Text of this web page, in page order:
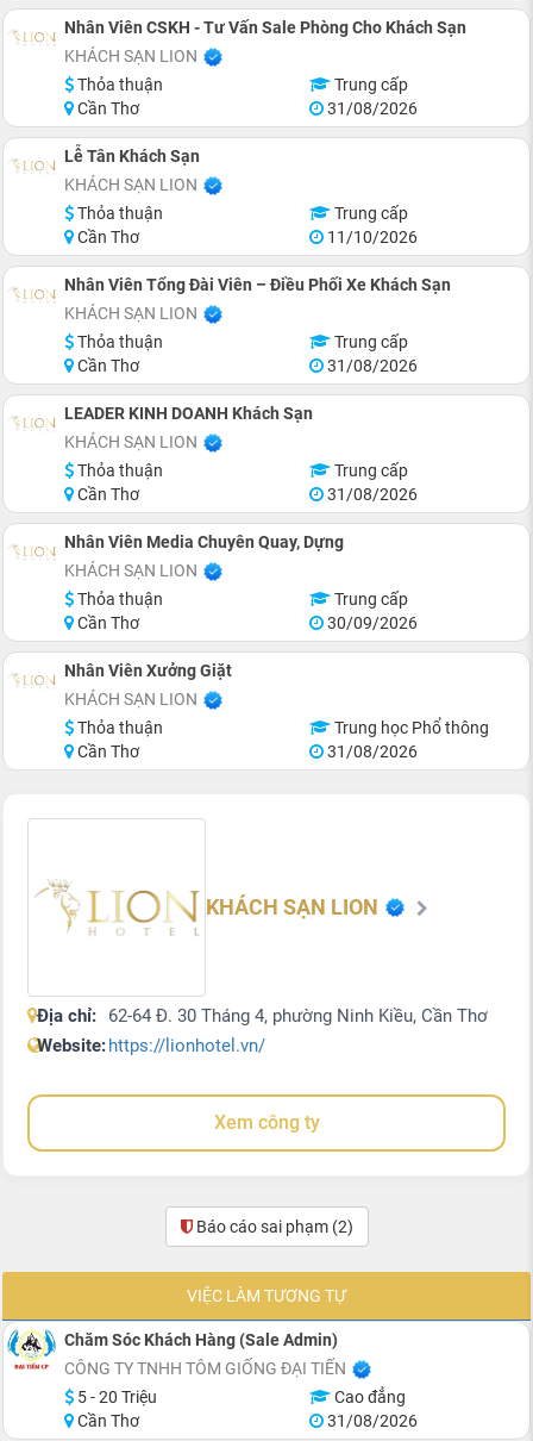
Nhân Viên CSKH - Tư Vấn Sale Phòng Cho Khách Sạn
KHÁCH SẠN LION
Thỏa thuận
Trung cấp
Cần Thơ
31/08/2026
Lễ Tân Khách Sạn
KHÁCH SẠN LION
Thỏa thuận
Trung cấp
Cần Thơ
11/10/2026
Nhân Viên Tổng Đài Viên – Điều Phối Xe Khách Sạn
KHÁCH SẠN LION
Thỏa thuận
Trung cấp
Cần Thơ
31/08/2026
LEADER KINH DOANH Khách Sạn
KHÁCH SẠN LION
Thỏa thuận
Trung cấp
Cần Thơ
31/08/2026
Nhân Viên Media Chuyên Quay, Dựng
KHÁCH SẠN LION
Thỏa thuận
Trung cấp
Cần Thơ
30/09/2026
Nhân Viên Xưởng Giặt
KHÁCH SẠN LION
Thỏa thuận
Trung học Phổ thông
Cần Thơ
31/08/2026
KHÁCH SẠN LION
Địa chỉ:
62-64 Đ. 30 Tháng 4, phường Ninh Kiều, Cần Thơ
Website:https://lionhotel.vn/
Xem công ty
Báo cáo sai phạm (2)
VIỆC LÀM TƯƠNG TỰ
Chăm Sóc Khách Hàng (Sale Admin)
CÔNG TY TNHH TÔM GIỐNG ĐẠI TIẾN
5 - 20 Triệu
Cao đẳng
Cần Thơ
31/08/2026